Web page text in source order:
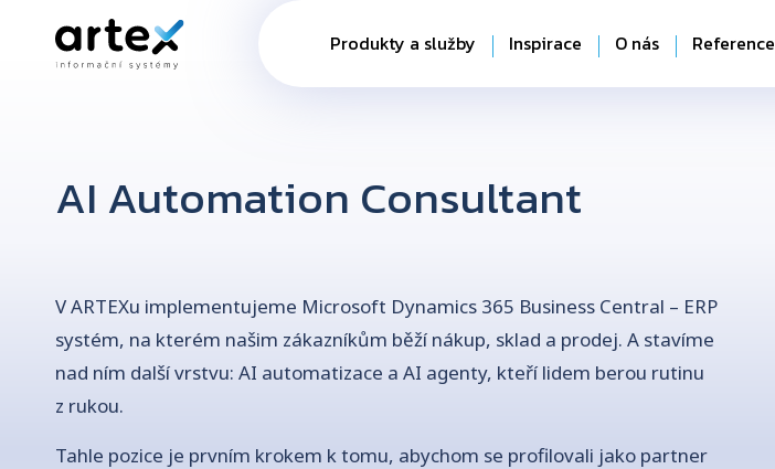
Produkty a služby Inspirace O nás Reference
AI Automation Consultant
V ARTEXu implementujeme Microsoft Dynamics 365 Business Central – ERP
systém, na kterém našim zákazníkům běží nákup, sklad a prodej. A stavíme
nad ním další vrstvu: AI automatizace a AI agenty, kteří lidem berou rutinu
z rukou.
Tahle pozice je prvním krokem k tomu, abychom se profilovali jako partner